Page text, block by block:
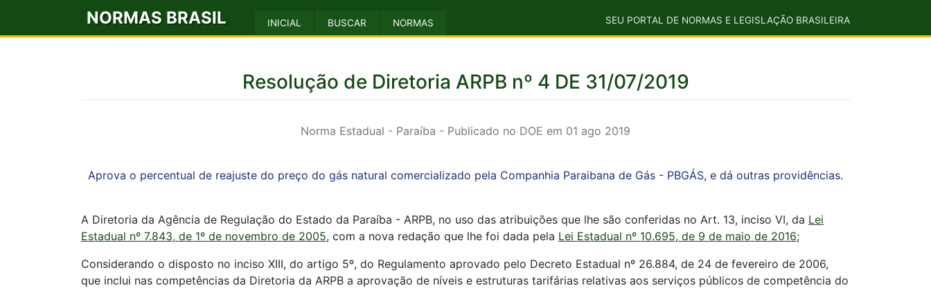
NORMAS BRASIL INICIAL BUSCAR NORMAS SEU PORTAL DE NORMAS E LEGISLAÇÃO BRASILEIRA
Resolução de Diretoria ARPB nº 4 DE 31/07/2019
Norma Estadual - Paraíba - Publicado no DOE em 01 ago 2019
Aprova o percentual de reajuste do preço do gás natural comercializado pela Companhia Paraibana de Gás - PBGÁS, e dá outras providências.
A Diretoria da Agência de Regulação do Estado da Paraíba - ARPB, no uso das atribuições que lhe são conferidas no Art. 13, inciso VI, da Lei
Estadual nº 7.843, de 1º de novembro de 2005, com a nova redação que lhe foi dada pela Lei Estadual nº 10.695, de 9 de maio de 2016;
Considerando o disposto no inciso XIII, do artigo 5º, do Regulamento aprovado pelo Decreto Estadual nº 26.884, de 24 de fevereiro de 2006,
que inclui nas competências da Diretoria da ARPB a aprovação de níveis e estruturas tarifárias relativas aos serviços públicos de competência do